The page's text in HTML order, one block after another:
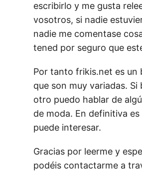
escribirlo y me gusta
vosotros, si nadie
nadie me comentase
tened por seguro que
Por tanto frikis.net es un
que son muy variadas.
otro puedo hablar de
de moda. En definitiva
puede interesar.
Gracias por leerme y
podéis contactarme a